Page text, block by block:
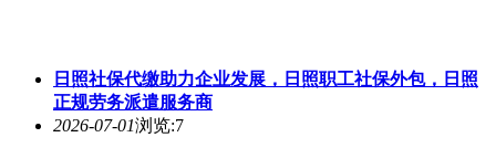
日照社保代缴助力企业发展，日照职工社保外包，日照
正规劳务派遣服务商
2026-07-01浏览:7